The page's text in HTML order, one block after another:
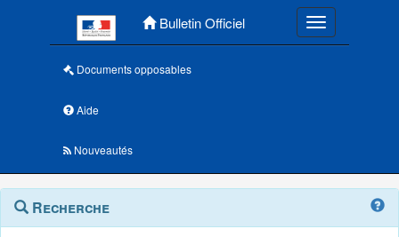
Bulletin Officiel Toggle
Documents opposables
Aide
Nouveautés
Navigation
Menu
contextuel
Recherche